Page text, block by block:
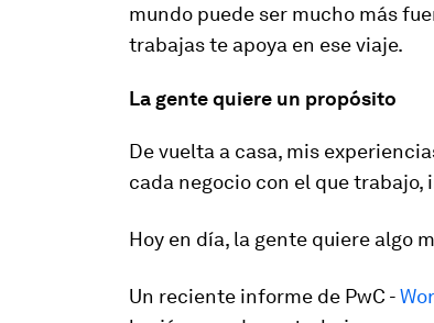
mundo puede ser mucho más
trabajas te apoya en ese viaje.
La gente quiere un propósito
De vuelta a casa, mis
cada negocio con el que trabajo,
Hoy en día, la gente quiere algo
Un reciente informe de PwC -